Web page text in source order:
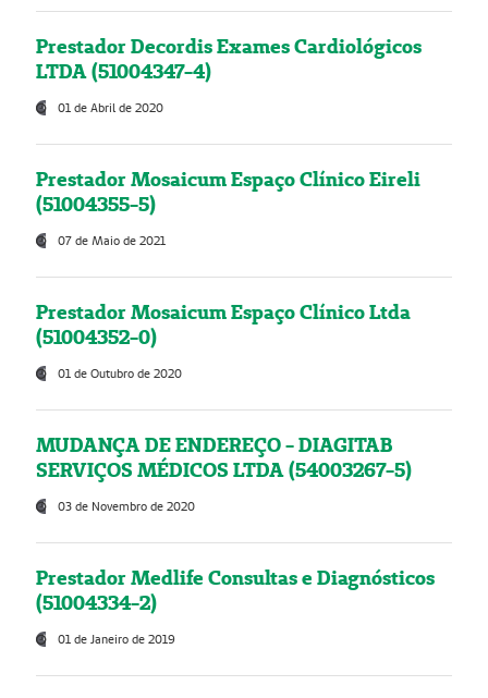
Prestador Decordis Exames Cardiológicos
LTDA (51004347-4)
01 de Abril de 2020
Prestador Mosaicum Espaço Clínico Eireli
(51004355-5)
07 de Maio de 2021
Prestador Mosaicum Espaço Clínico Ltda
(51004352-0)
01 de Outubro de 2020
MUDANÇA DE ENDEREÇO - DIAGITAB
SERVIÇOS MÉDICOS LTDA (54003267-5)
03 de Novembro de 2020
Prestador Medlife Consultas e Diagnósticos
(51004334-2)
01 de Janeiro de 2019